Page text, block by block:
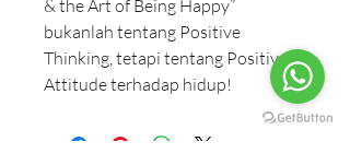
& the Art of Being Happy”
bukanlah tentang Positive
Thinking, tetapi tentang Positive
Attitude terhadap hidup!